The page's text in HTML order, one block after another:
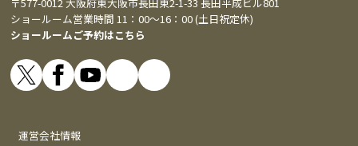
ショールーム営業時間 11：00～16：00 (土日祝定休)
ショールームご予約はこちら
運営会社情報